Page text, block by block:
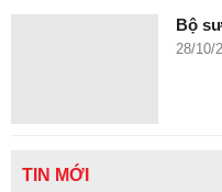
Bộ
28/10/
TIN MỚI